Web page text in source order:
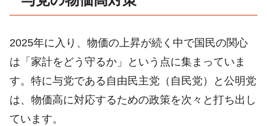
2025年に入り、物価の上昇が続く中で国民の関心
は「家計をどう守るか」という点に集まっていま
す。特に与党である自由民主党（自民党）と公明党
は、物価高に対応するための政策を次々と打ち出し
ています。